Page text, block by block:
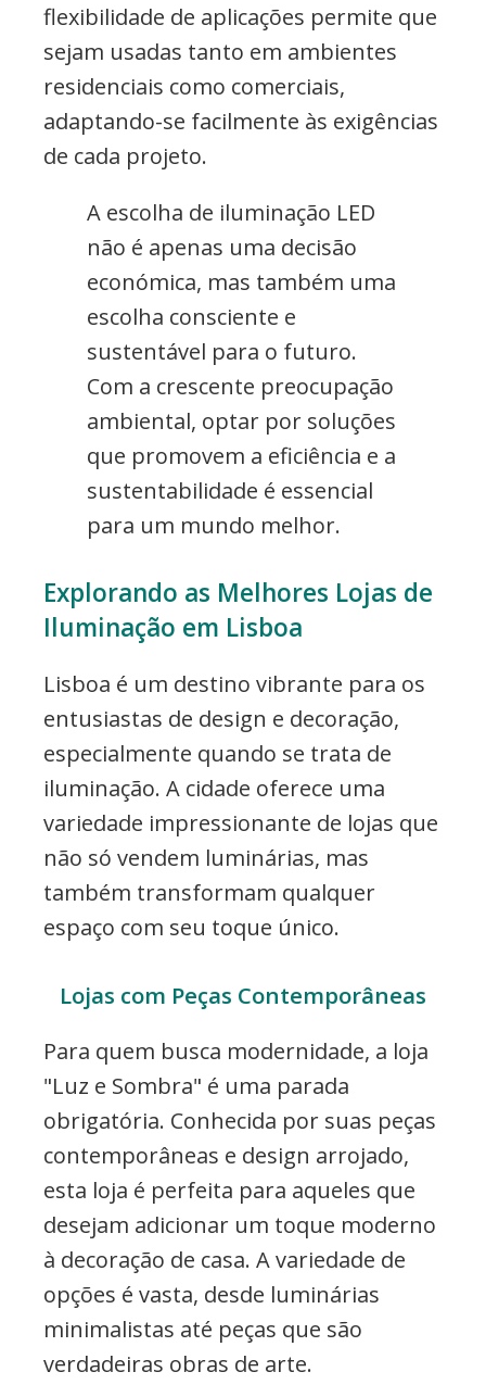
flexibilidade de aplicações permite que
sejam usadas tanto em ambientes
residenciais como comerciais,
adaptando-se facilmente às exigências
de cada projeto.
A escolha de iluminação LED
não é apenas uma decisão
económica, mas também uma
escolha consciente e
sustentável para o futuro.
Com a crescente preocupação
ambiental, optar por soluções
que promovem a eficiência e a
sustentabilidade é essencial
para um mundo melhor.
Explorando as Melhores Lojas de
Iluminação em Lisboa
Lisboa é um destino vibrante para os
entusiastas de design e decoração,
especialmente quando se trata de
iluminação. A cidade oferece uma
variedade impressionante de lojas que
não só vendem luminárias, mas
também transformam qualquer
espaço com seu toque único.
Lojas com Peças Contemporâneas
Para quem busca modernidade, a loja
"Luz e Sombra" é uma parada
obrigatória. Conhecida por suas peças
contemporâneas e design arrojado,
esta loja é perfeita para aqueles que
desejam adicionar um toque moderno
à decoração de casa. A variedade de
opções é vasta, desde luminárias
minimalistas até peças que são
verdadeiras obras de arte.